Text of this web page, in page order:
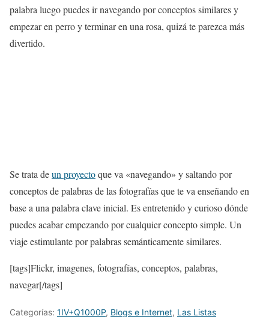
palabra luego puedes ir navegando por conceptos similares y
empezar en perro y terminar en una rosa, quizá te parezca más
divertido.
Se trata deun proyectoque va «navegando» y saltando por
conceptos de palabras de las fotografías que te va enseñando en
base a una palabra clave inicial. Es entretenido y curioso dónde
puedes acabar empezando por cualquier concepto simple. Un
viaje estimulante por palabras semánticamente similares.
[tags]Flickr, imagenes, fotografías, conceptos, palabras,
navegar[/tags]
Categorías: 1IV+Q1000P, Blogs e Internet, Las Listas